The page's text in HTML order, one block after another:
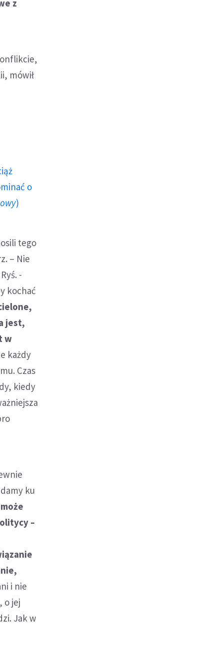
z
mówił
o
)
tego
– Nie
-
kochać
jest,
w
każdy
Czas
kiedy
ku
–
i nie
o jej
Jak w